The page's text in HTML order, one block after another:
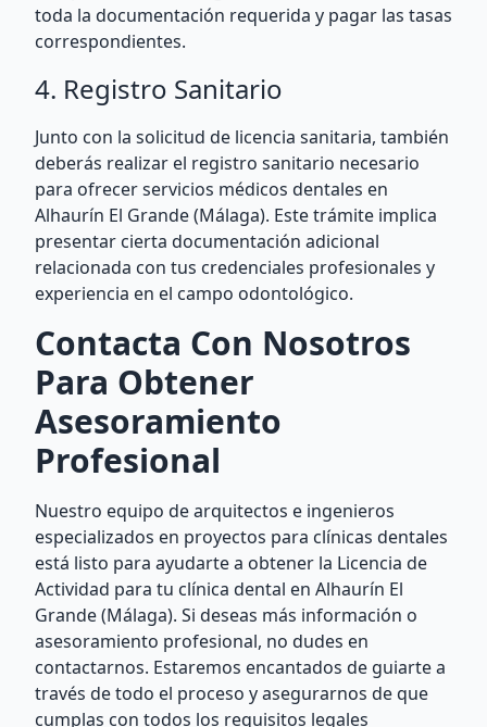
toda la documentación requerida y pagar las tasas
correspondientes.
4. Registro Sanitario
Junto con la solicitud de licencia sanitaria, también
deberás realizar el registro sanitario necesario
para ofrecer servicios médicos dentales en
Alhaurín El Grande (Málaga). Este trámite implica
presentar cierta documentación adicional
relacionada con tus credenciales profesionales y
experiencia en el campo odontológico.
Contacta Con Nosotros
Para Obtener
Asesoramiento
Profesional
Nuestro equipo de arquitectos e ingenieros
especializados en proyectos para clínicas dentales
está listo para ayudarte a obtener la Licencia de
Actividad para tu clínica dental en Alhaurín El
Grande (Málaga). Si deseas más información o
asesoramiento profesional, no dudes en
contactarnos. Estaremos encantados de guiarte a
través de todo el proceso y asegurarnos de que
cumplas con todos los requisitos legales